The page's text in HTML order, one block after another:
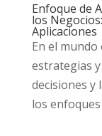
Enfoque de
los
Aplicaciones
En el
estrategias
decisiones y
los enfoques